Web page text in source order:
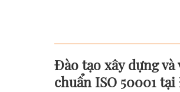
Đào tạo xây dựng
chuẩn ISO 50001